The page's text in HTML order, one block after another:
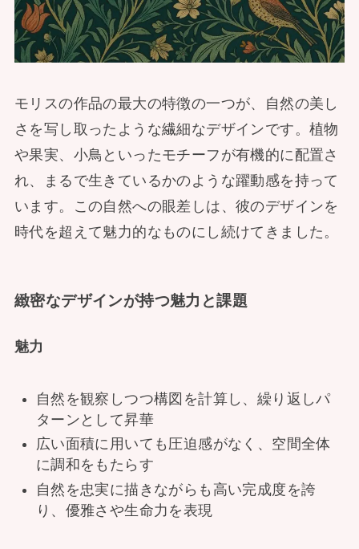
モリスの作品の最大の特徴の一つが、自然の美し
さを写し取ったような繊細なデザインです。植物
や果実、小鳥といったモチーフが有機的に配置さ
れ、まるで生きているかのような躍動感を持って
います。この自然への眼差しは、彼のデザインを
時代を超えて魅力的なものにし続けてきました。
緻密なデザインが持つ魅力と課題
魅力
自然を観察しつつ構図を計算し、繰り返しパ
ターンとして昇華
広い面積に用いても圧迫感がなく、空間全体
に調和をもたらす
自然を忠実に描きながらも高い完成度を誇
り、優雅さや生命力を表現